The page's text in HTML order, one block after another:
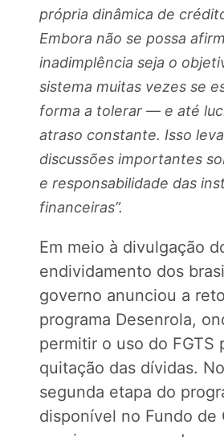
própria dinâmica de
Embora não se possa
inadimplência seja o
sistema muitas vezes se
forma a tolerar — e até
atraso constante. Isso
discussões importantes
e responsabilidade das
financeiras”.
Em meio à divulgação
endividamento dos
governo anunciou a
programa Desenrola,
permitir o uso do FGTS
quitação das dívidas.
segunda etapa do
disponível no Fundo de